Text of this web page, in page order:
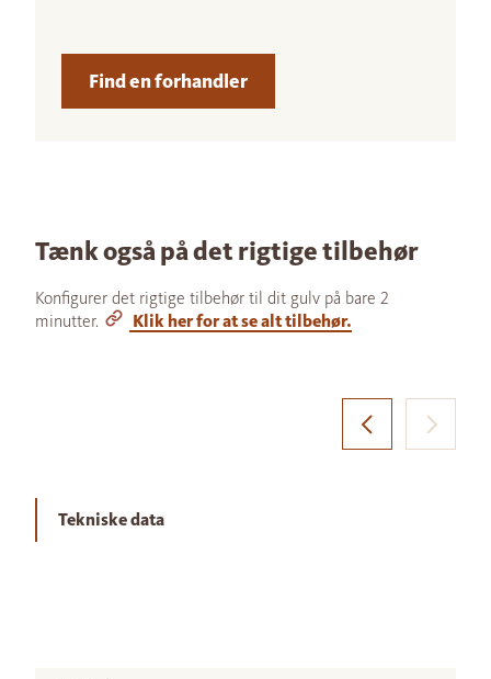
Find en forhandler
Tænk også på det rigtige tilbehør
Konfigurer det rigtige tilbehør til dit gulv på bare 2
minutter.
Klik her for at se alt tilbehør.
Tekniske data